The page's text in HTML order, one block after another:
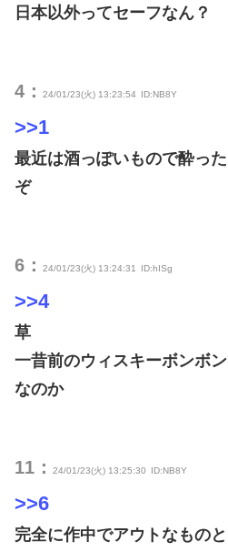
日本以外ってセーフなん？
4： 24/01/23(火) 13:23:54 ID:NB8Y
>>1
最近は酒っぽいもので酔っ
ぞ
6： 24/01/23(火) 13:24:31 ID:hISg
>>4
草
一昔前のウィスキーボンボ
なのか
11： 24/01/23(火) 13:25:30 ID:NB8Y
>>6
完全に作中でアウトなもの